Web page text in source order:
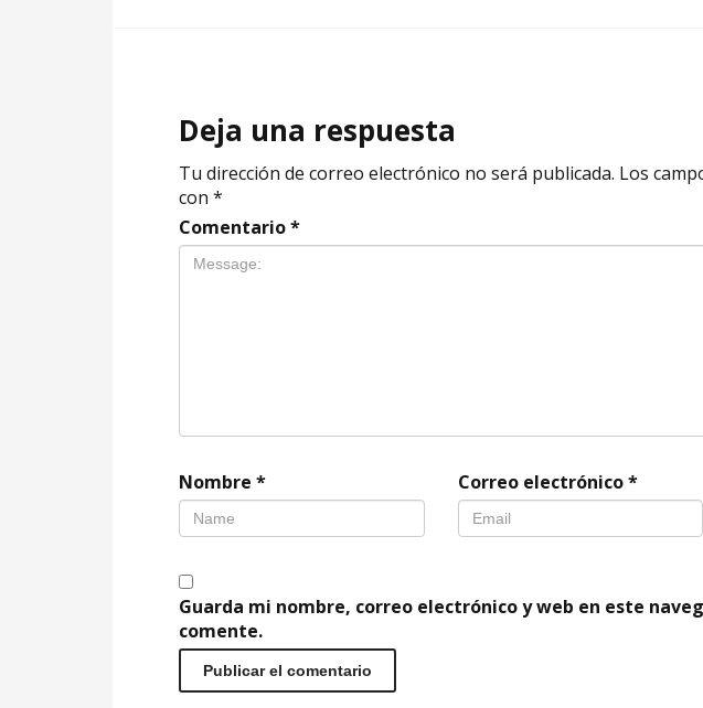
Deja una respuesta
Tu dirección de correo electrónico no será publicada. Los
con *
Comentario*
Nombre * Correo electrónico*
Guarda mi nombre, correo electrónico y web en este
comente.